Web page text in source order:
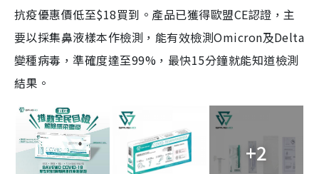
抗疫優惠價低至$18買到。產品已獲得歐盟CE認證，主
要以採集鼻液樣本作檢測，能有效檢測Omicron及Delta
變種病毒，準確度達至99%，最快15分鐘就能知道檢測
結果。
+2